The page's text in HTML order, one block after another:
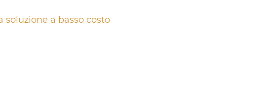
soluzione a basso costo